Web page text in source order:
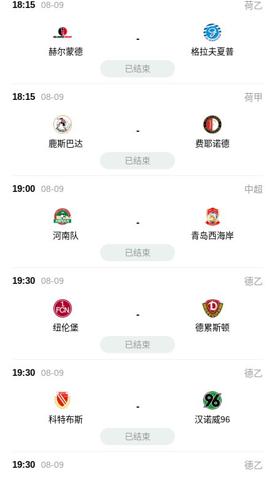
18:15 08-09 荷乙
赫尔蒙德
-
格拉夫夏普
已结束
18:15 08-09 荷甲
鹿斯巴达
-
费耶诺德
已结束
19:00 08-09 中超
河南队
-
青岛西海岸
已结束
19:30 08-09 德乙
纽伦堡
-
德累斯顿
已结束
19:30 08-09 德乙
科特布斯
-
汉诺威96
已结束
19:30 08-09 德乙